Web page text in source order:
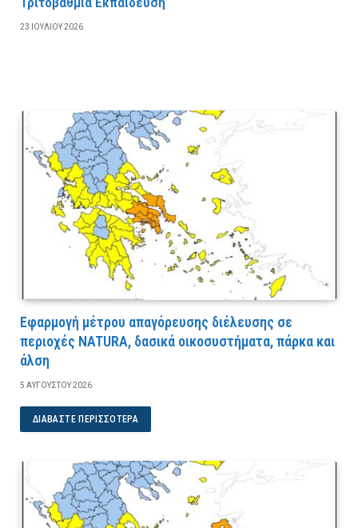
23 ΙΟΥΛΊΟΥ 2026
Εφαρμογή μέτρου απαγόρευσης διέλευσης σε
περιοχές NATURA, δασικά οικοσυστήματα, πάρκα και
άλση
5 ΑΥΓΟΎΣΤΟΥ 2026
ΔΙΑΒΆΣΤΕ ΠΕΡΙΣΣΌΤΕΡΑ